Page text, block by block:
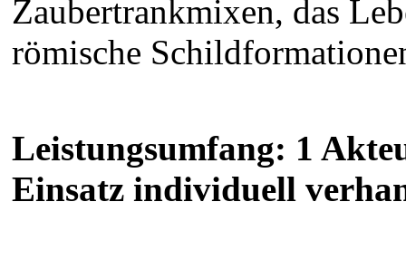
Zaubertrankmixen, das
römische
Leistungsumfang: 1
Einsatz individuell